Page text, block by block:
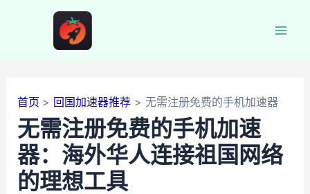
首页 回国加速器推荐 无需注册免费的手机加速器
无需注册免费的手机加速
器：海外华人连接祖国网络
的理想工具